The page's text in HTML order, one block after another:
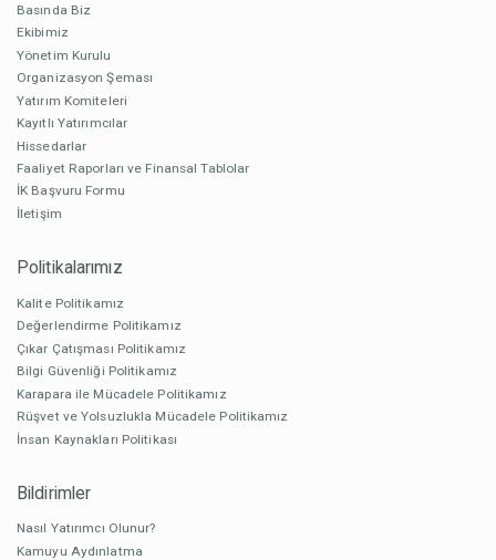
Basında Biz
Ekibimiz
Yönetim Kurulu
Organizasyon Şeması
Yatırım Komiteleri
Kayıtlı Yatırımcılar
Hissedarlar
Faaliyet Raporları ve Finansal Tablolar
İK Başvuru Formu
İletişim
Politikalarımız
Kalite Politikamız
Değerlendirme Politikamız
Çıkar Çatışması Politikamız
Bilgi Güvenliği Politikamız
Karapara ile Mücadele Politikamız
Rüşvet ve Yolsuzlukla Mücadele Politikamız
İnsan Kaynakları Politikası
Bildirimler
Nasıl Yatırımcı Olunur?
Kamuyu Aydınlatma